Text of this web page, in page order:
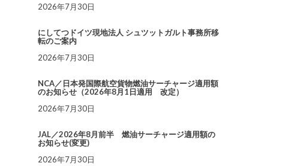
2026年7月30日
にしてつドイツ現地法人 シュツットガルト事務所移
転のご案内
2026年7月30日
NCA／日本発国際航空貨物燃油サーチャージ適用額
のお知らせ（2026年8月1日適用 改定）
2026年7月30日
JAL／2026年8月前半 燃油サーチャージ適用額の
お知らせ(変更)
2026年7月30日